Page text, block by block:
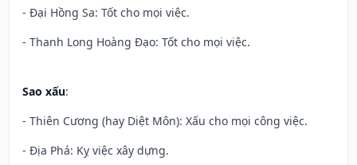
- Đại Hồng Sa: Tốt cho mọi việc.
- Thanh Long Hoàng Đạo: Tốt cho mọi việc.
Sao xấu:
- Thiên Cương (hay Diệt Môn): Xấu cho mọi công việc.
- Địa Phá: Kỵ việc xây dựng.